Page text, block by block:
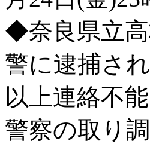
◆奈良県立
警に逮捕さ
以上連絡不
警察の取り